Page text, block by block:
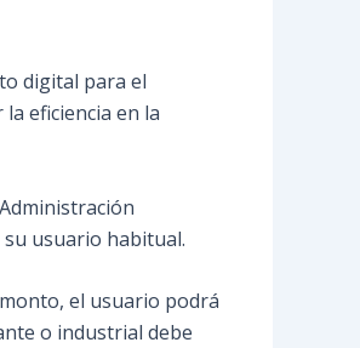
digital para el
eficiencia en la
usuario habitual.
el usuario podrá
o industrial debe